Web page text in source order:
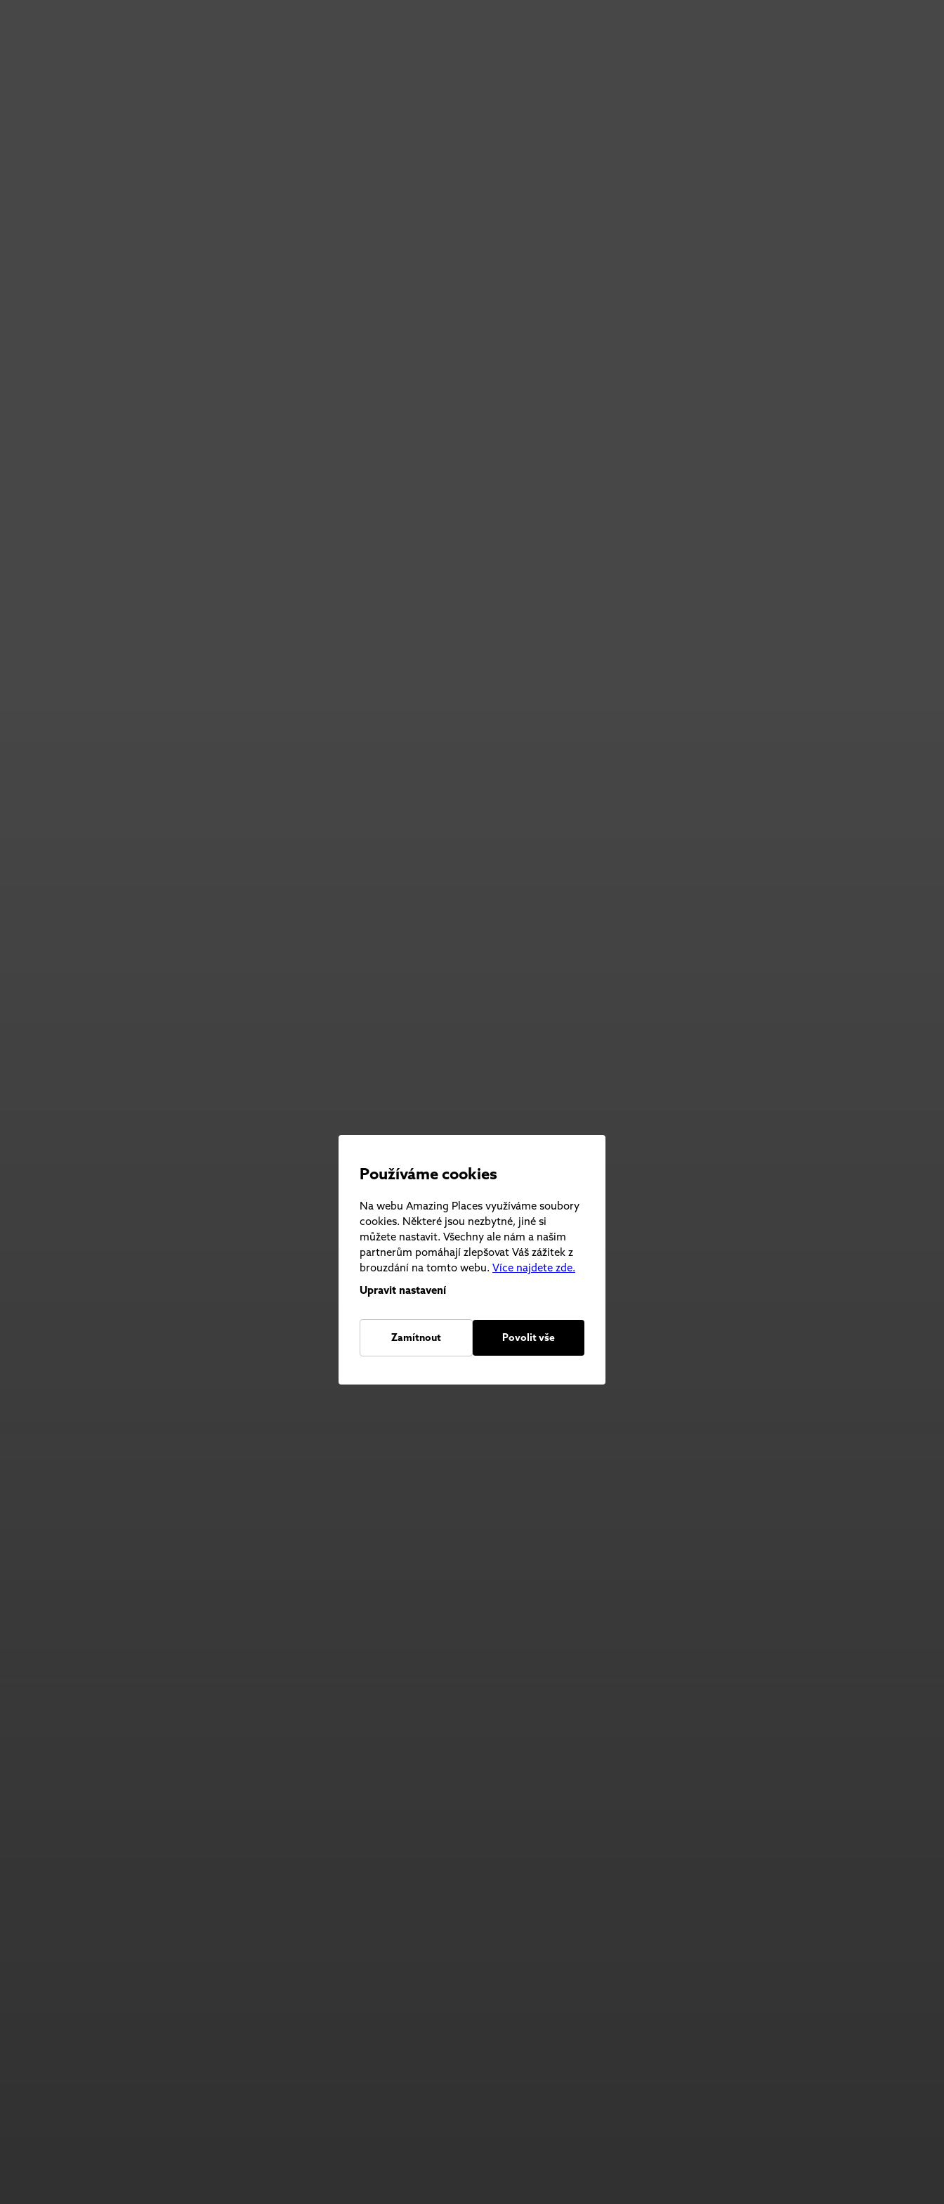
Používáme cookies
Na webu Amazing Places využíváme soubory
cookies. Některé jsou nezbytné, jiné si
můžete nastavit. Všechny ale nám a našim
partnerům pomáhají zlepšovat Váš zážitek z
brouzdání na tomto webu. Více najdete zde.
Upravit nastavení
Zamítnout Povolit vše